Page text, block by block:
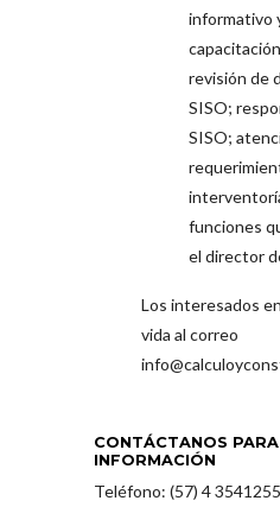
informativo
revisión de
SISO;
SISO;
funciones
el director
Los interesados
vida al correo
CONTÁCTANOS
INFORMACIÓN
Teléfono: (57) 4 3541255